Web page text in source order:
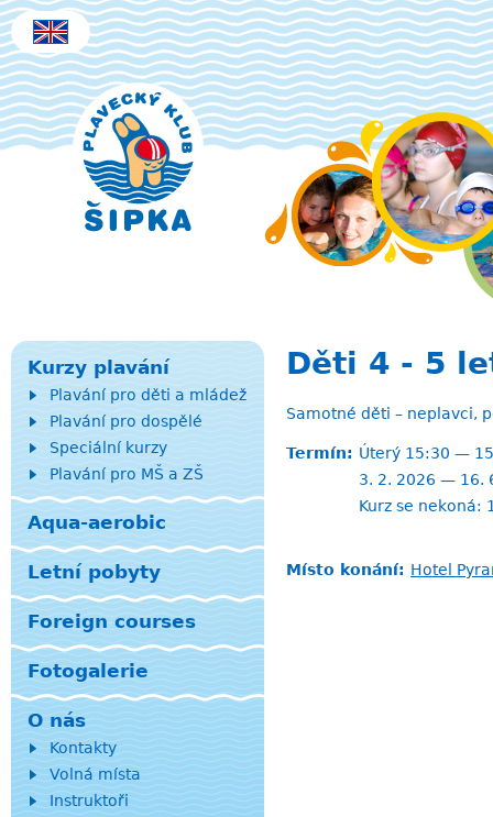
Děti 4 - 5
Samotné děti – neplavci,
Termín: Úterý 15:30 —
3. 2. 2026 — 16.
Kurz se nekoná:
Místo konání: Hotel
Kurzy plavání
Plavání pro děti a mládež
Plavání pro dospělé
Speciální kurzy
Plavání pro MŠ a ZŠ
Aqua-aerobic
Letní pobyty
Foreign courses
Fotogalerie
O nás
Kontakty
Volná místa
Instruktoři